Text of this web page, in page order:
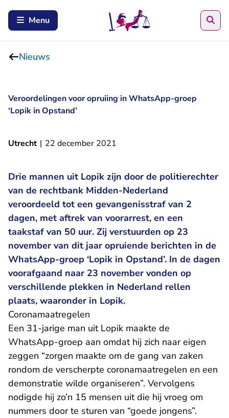
Menu
Nieuws
Veroordelingen voor opruiing in WhatsApp-groep
‘Lopik in Opstand’
Utrecht | 22 december 2021
Drie mannen uit Lopik zijn door de politierechter
van de rechtbank Midden-Nederland
veroordeeld tot een gevangenisstraf van 2
dagen, met aftrek van voorarrest, en een
taakstaf van 50 uur. Zij verstuurden op 23
november van dit jaar opruiende berichten in de
WhatsApp-groep ‘Lopik in Opstand’. In de dagen
voorafgaand naar 23 november vonden op
verschillende plekken in Nederland rellen
plaats, waaronder in Lopik.
Coronamaatregelen
Een 31-jarige man uit Lopik maakte de
WhatsApp-groep aan omdat hij zich naar eigen
zeggen “zorgen maakte om de gang van zaken
rondom de verscherpte coronamaatregelen en een
demonstratie wilde organiseren”. Vervolgens
nodigde hij zo’n 15 mensen uit die hij vroeg om
nummers door te sturen van “goede jongens”.